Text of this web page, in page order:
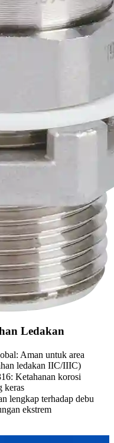
Ledakan
Aman untuk area
ledakan IIC/IIIC)
Ketahanan korosi
keras
lengkap terhadap debu
ekstrem